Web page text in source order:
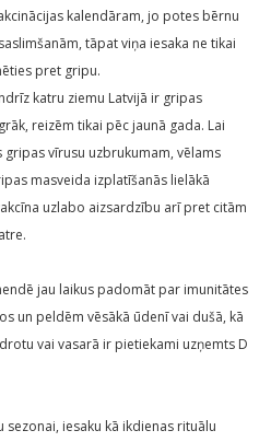
kalendāram, jo potes bērnu
tāpat viņa iesaka ne tikai
pret gripu.
katru ziemu Latvijā ir gripas
reizēm tikai pēc jaunā gada. Lai
vīrusu uzbrukumam, vēlams
masveida izplatīšanās lielākā
uzlabo aizsardzību arī pret citām
jau laikus padomāt par imunitātes
un peldēm vēsākā ūdenī vai dušā, kā
vai vasarā ir pietiekami uzņemts D
sezonai, iesaku kā ikdienas rituālu